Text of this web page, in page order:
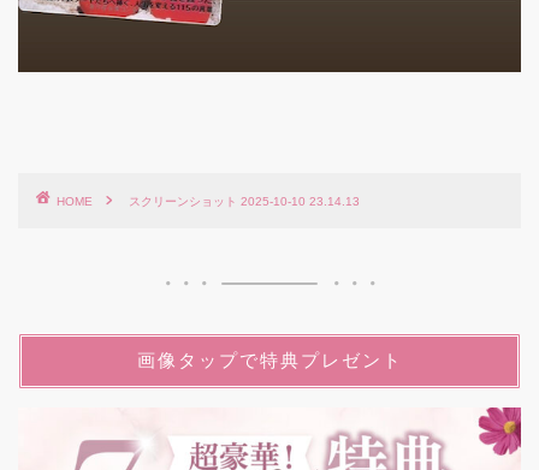
HOME スクリーンショット 2025-10-10 23.14.13
画像タップで特典プレゼント